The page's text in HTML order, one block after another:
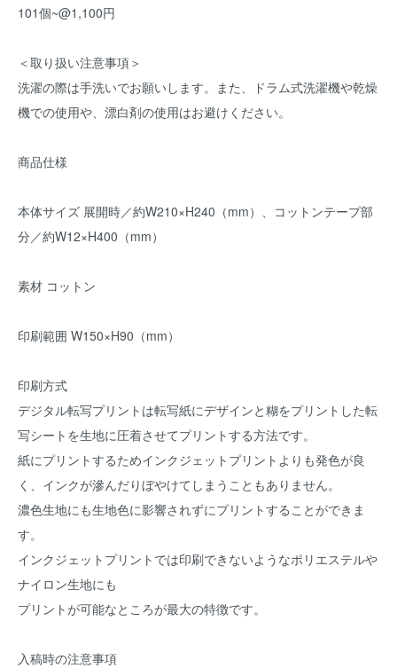
101個~@1,100円
＜取り扱い注意事項＞
洗濯の際は手洗いでお願いします。また、ドラム式洗濯機や乾燥
機での使用や、漂白剤の使用はお避けください。
商品仕様
本体サイズ 展開時／約W210×H240（mm）、コットンテープ部
分／約W12×H400（mm）
素材 コットン
印刷範囲 W150×H90（mm）
印刷方式
デジタル転写プリントは転写紙にデザインと糊をプリントした転
写シートを生地に圧着させてプリントする方法です。
紙にプリントするためインクジェットプリントよりも発色が良
く、インクが滲んだりぼやけてしまうこともありません。
濃色生地にも生地色に影響されずにプリントすることができま
す。
インクジェットプリントでは印刷できないようなポリエステルや
ナイロン生地にも
プリントが可能なところが最大の特徴です。
入稿時の注意事項